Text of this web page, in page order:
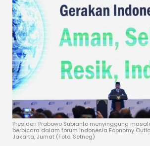
Presiden Prabowo Subianto menyinggung
berbicara dalam forum Indonesia Economy
Jakarta, Jumat (Foto: Setneg)